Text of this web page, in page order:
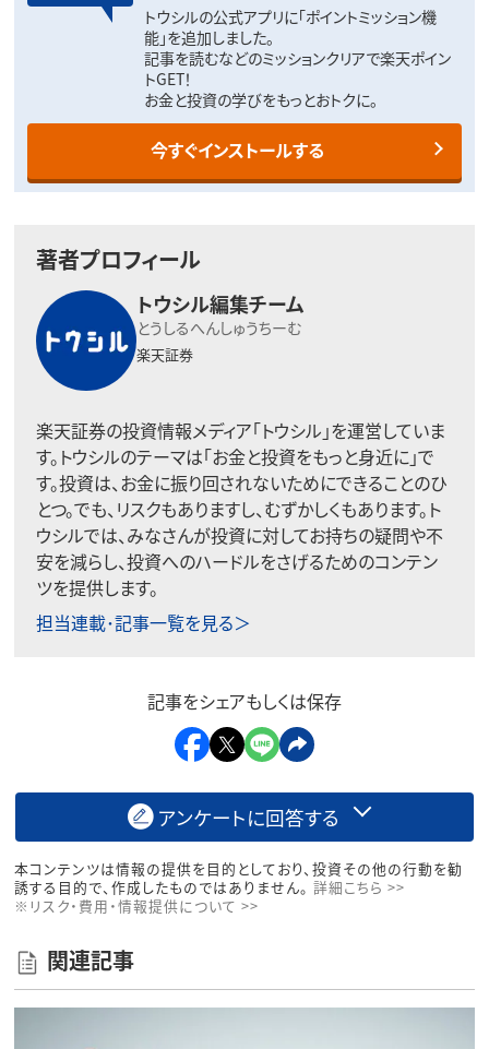
トウシルの公式アプリに「ポイントミッション機
能」を追加しました。
記事を読むなどのミッションクリアで楽天ポイン
トGET！
お金と投資の学びをもっとおトクに。
今すぐインストールする
著者プロフィール
トウシル編集チーム
とうしるへんしゅうちーむ
楽天証券
楽天証券の投資情報メディア「トウシル」を運営していま
す。トウシルのテーマは「お金と投資をもっと身近に」で
す。投資は、お金に振り回されないためにできることのひ
とつ。でも、リスクもありますし、むずかしくもあります。ト
ウシルでは、みなさんが投資に対してお持ちの疑問や不
安を減らし、投資へのハードルをさげるためのコンテン
ツを提供します。
担当連載･記事一覧を見る＞
記事をシェアもしくは保存
アンケートに回答する
本コンテンツは情報の提供を目的としており、投資その他の行動を勧
誘する目的で、作成したものではありません。 詳細こちら >>
※リスク・費用・情報提供について >>
関連記事